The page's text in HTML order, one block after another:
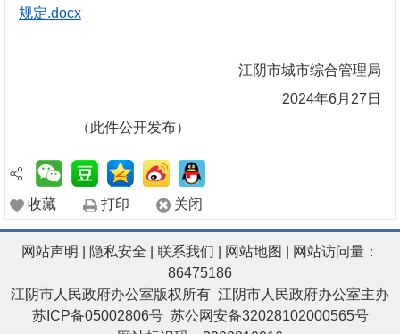
规定.docx
江阴市城市综合管理局
2024年6月27日
（此件公开发布）
收藏 打印 关闭
网站声明 隐私安全 联系我们 网站地图
| 网站访问量：
86475186
江阴市人民政府办公室版权所有 江阴市人民政府办公室主办
苏ICP备05002806号 苏公网安备32028102000565号